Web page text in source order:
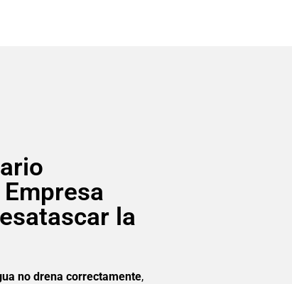
la
no drena correctamente,